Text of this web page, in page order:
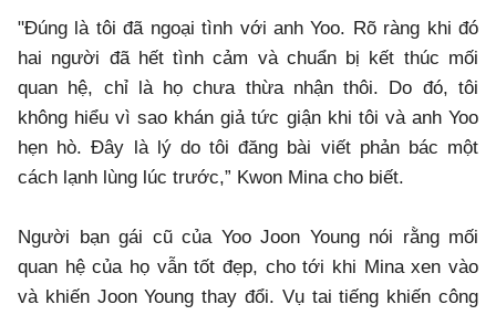
"Đúng là tôi đã ngoại tình với anh Yoo. Rõ ràng khi đó
hai người đã hết tình cảm và chuẩn bị kết thúc mối
quan hệ, chỉ là họ chưa thừa nhận thôi. Do đó, tôi
không hiểu vì sao khán giả tức giận khi tôi và anh Yoo
hẹn hò. Đây là lý do tôi đăng bài viết phản bác một
cách lạnh lùng lúc trước,” Kwon Mina cho biết.
Người bạn gái cũ của Yoo Joon Young nói rằng mối
quan hệ của họ vẫn tốt đẹp, cho tới khi Mina xen vào
và khiến Joon Young thay đổi. Vụ tai tiếng khiến công